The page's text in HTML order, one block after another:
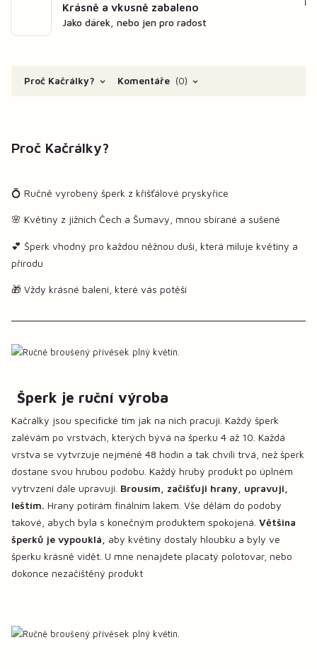
Krásně a vkusně zabaleno
Jako dárek, nebo jen pro radost
Proč Kačrálky? Komentáře 0
Proč Kačrálky?
💍 Ručně vyrobený šperk z křišťálové pryskyřice
🌸 Květiny z jižních Čech a Šumavy, mnou sbírané a sušené
💕 Šperk vhodný pro každou něžnou duši, která miluje květiny a
přírodu
🎁 Vždy krásné balení, které vás potěší
Šperk je ruční výroba
Kačrálky jsou specifické tím jak na nich pracuji. Každý šperk
zalévám po vrstvách, kterých bývá na šperku 4 až 10. Každá
vrstva se vytvrzuje nejméně 48 hodin a tak chvíli trvá, než šperk
dostane svou hrubou podobu. Každý hrubý produkt po úplném
vytrvzení dále upravuji. Brousím, začišťuji hrany, upravuji,
leštím. Hrany potírám finálním lakem. Vše dělám do podoby
takové, abych byla s konečným produktem spokojená. Většina
šperků je vypouklá,
aby květiny dostaly hloubku a byly ve
šperku krásně vidět. U mne nenajdete placatý polotovar, nebo
dokonce nezačištěný produkt